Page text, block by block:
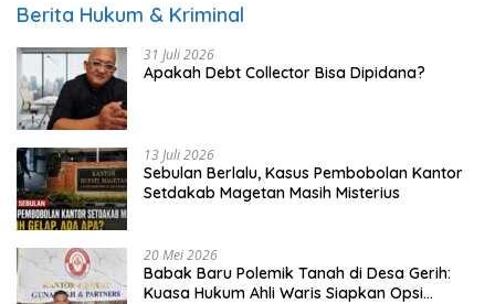
Berita Hukum & Kriminal
31 Juli 2026
Apakah Debt Collector Bisa Dipidana?
13 Juli 2026
Sebulan Berlalu, Kasus Pembobolan Kantor
Setdakab Magetan Masih Misterius
20 Mei 2026
Babak Baru Polemik Tanah di Desa Gerih:
Kuasa Hukum Ahli Waris Siapkan Opsi